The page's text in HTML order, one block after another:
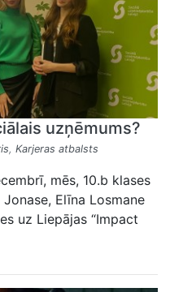
uzņēmums?
, Karjeras atbalsts
mēs, 10.b klases
Elīna Losmane
uz Liepājas “Impact